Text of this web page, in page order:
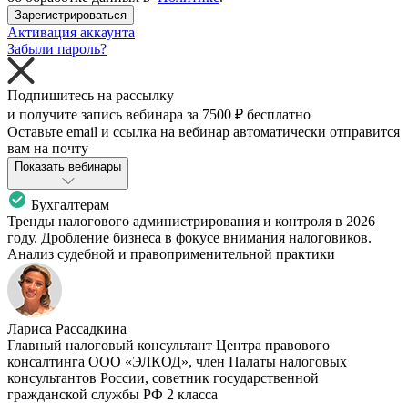
Зарегистрироваться
Активация аккаунта
Забыли пароль?
Подпишитесь на рассылку
и получите запись вебинара за 7500 ₽ бесплатно
Оставьте email и ссылка на вебинар автоматически отправится
вам на почту
Показать вебинары
Бухгалтерам
Тренды налогового администрирования и контроля в 2026
году. Дробление бизнеса в фокусе внимания налоговиков.
Анализ судебной и правоприменительной практики
Лариса Рассадкина
Главный налоговый консультант Центра правового
консалтинга ООО «ЭЛКОД», член Палаты налоговых
консультантов России, советник государственной
гражданской службы РФ 2 класса